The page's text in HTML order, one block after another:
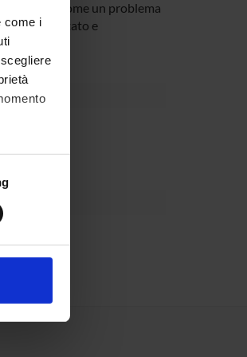
come i
come un problema
sperimentato e